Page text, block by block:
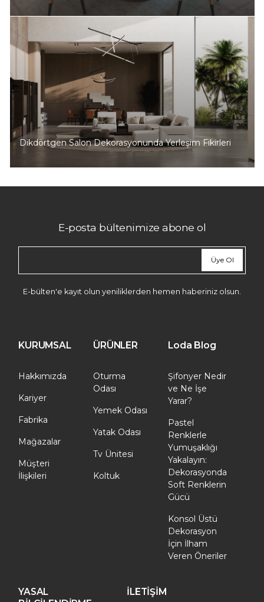
Dikdörtgen Salon Dekorasyonunda Yerleşim Fikirleri
E-posta bültenimize abone ol
Üye Ol
E-bülten'e kayıt olun yeniliklerden hemen haberiniz olsun.
KURUMSAL
Hakkımızda
Kariyer
Fabrika
Mağazalar
Müşteri
İlişkileri
ÜRÜNLER
Oturma
Odası
Yemek Odası
Yatak Odası
Tv Ünitesi
Koltuk
Loda Blog
Şifonyer Nedir
ve Ne İşe
Yarar?
Pastel
Renklerle
Yumuşaklığı
Yakalayın:
Dekorasyonda
Soft Renklerin
Gücü
Konsol Üstü
Dekorasyon
İçin İlham
Veren Öneriler
YASAL
İLETİŞİM